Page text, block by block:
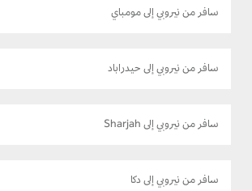
سافر من نيروبي إلى مومباي
سافر من نيروبي إلى حيدراباد
سافر من نيروبي إلى Sharjah
سافر من نيروبي إلى دكا